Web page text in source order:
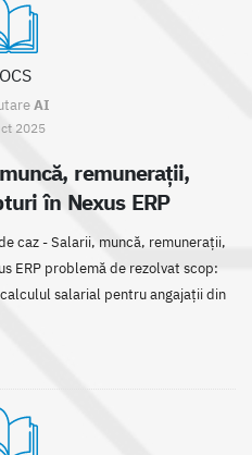
AI
2025
remunerații,
în Nexus ERP
caz - Salarii, muncă, remunerații,
ERP problemă de rezolvat scop:
salarial pentru angajații din